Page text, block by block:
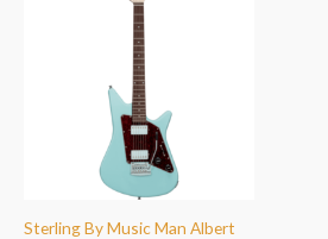
Sterling By Music Man Albert